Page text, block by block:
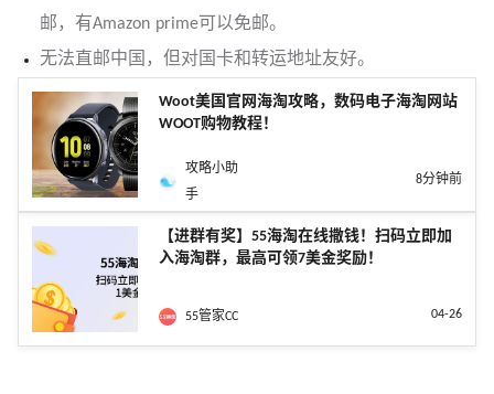
邮，有Amazon prime可以免邮。
无法直邮中国，但对国卡和转运地址友好。
Woot美国官网海淘攻略，数码电子海淘网站
WOOT购物教程！
攻略小助
手
8分钟前
【进群有奖】55海淘在线撒钱！扫码立即加
入海淘群，最高可领7美金奖励！
55管家CC 04-26